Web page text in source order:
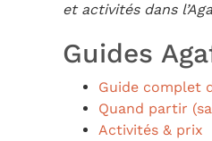
et activités dans
Guides
Guide complet
Quand partir
Activités & prix